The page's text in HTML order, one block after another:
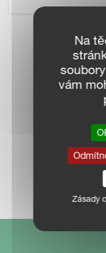
Na
vám
Zásady